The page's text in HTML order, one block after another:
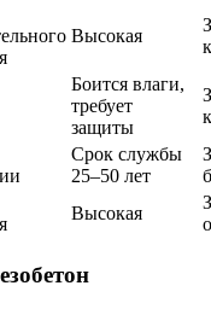
Высокая
Боится влаги,
требует
защиты
Срок службы
25–50 лет
Высокая